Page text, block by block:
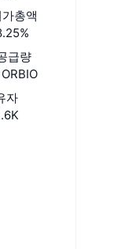
총액
급량
자